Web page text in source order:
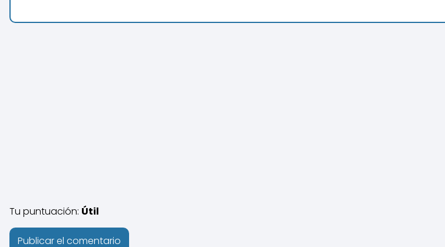
Tu puntuación: Útil